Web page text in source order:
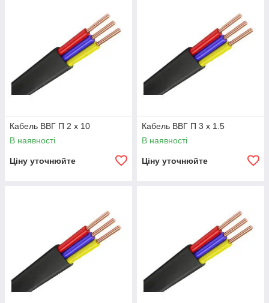
Кабель ВВГ П 2 х 10
В наявності
Ціну уточнюйте
Кабель ВВГ П 3 х 1.5
В наявності
Ціну уточнюйте